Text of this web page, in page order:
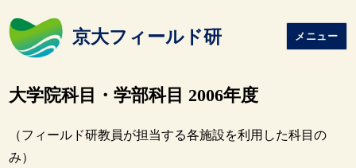
京大フィールド研 メニュー
大学院科目・学部科目 2006年度
（フィールド研教員が担当する各施設を利用した科目の
み）